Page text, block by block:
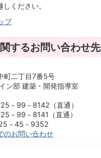
ください。
プ
するお問い合わせ先
町二丁目7番5号
ン部 建築・開発指導室
－99－8142（直通）
－99－8141（直通）
－45－9352
のお問い合わせ